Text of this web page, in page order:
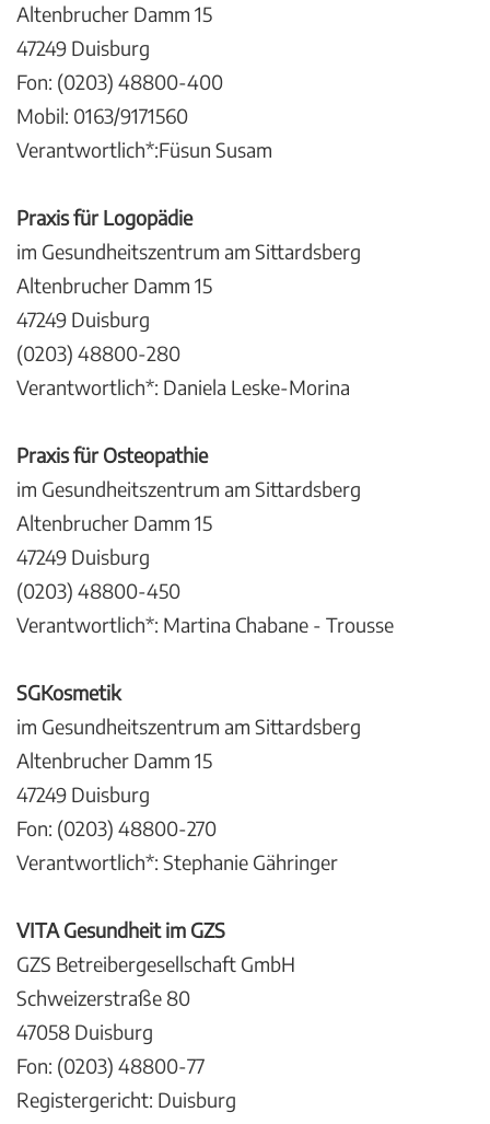
Altenbrucher Damm 15
47249 Duisburg
Fon: (0203) 48800-400
Mobil: 0163/9171560
Verantwortlich*:Füsun Susam
Praxis für Logopädie
im Gesundheitszentrum am Sittardsberg
Altenbrucher Damm 15
47249 Duisburg
(0203) 48800-280
Verantwortlich*: Daniela Leske-Morina
Praxis für Osteopathie
im Gesundheitszentrum am Sittardsberg
Altenbrucher Damm 15
47249 Duisburg
(0203) 48800-450
Verantwortlich*: Martina Chabane - Trousse
SGKosmetik
im Gesundheitszentrum am Sittardsberg
Altenbrucher Damm 15
47249 Duisburg
Fon: (0203) 48800-270
Verantwortlich*: Stephanie Gähringer
VITA Gesundheit im GZS
GZS Betreibergesellschaft GmbH
Schweizerstraße 80
47058 Duisburg
Fon: (0203) 48800-77
Registergericht: Duisburg